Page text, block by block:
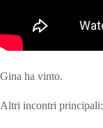
Gina ha vinto.
Altri incontri principali: